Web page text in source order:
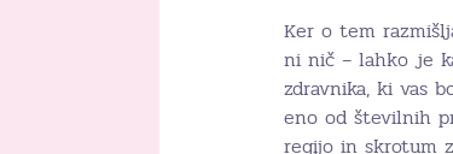
Ker o tem
ni nič – lahko je
zdravnika, ki vas
eno od številnih
regijo in skrotum